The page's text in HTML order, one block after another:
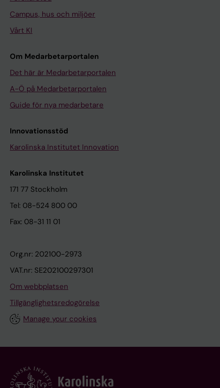
Campus, hus och miljöer
Vårt KI
Om Medarbetarportalen
Det här är Medarbetarportalen
A-Ö på Medarbetarportalen
Guide för nya medarbetare
Innovationsstöd
Karolinska Institutet Innovation
Karolinska Institutet
171 77 Stockholm
Tel: 08-524 800 00
Fax: 08-31 11 01
Org.nr: 202100-2973
VAT.nr: SE202100297301
Om webbplatsen
Tillgänglighetsredogörelse
Manage your cookies